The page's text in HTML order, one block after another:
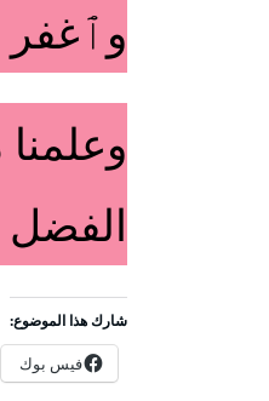
وٱغفر
الفضل
شارك هذا الموضوع:
فيس بوك